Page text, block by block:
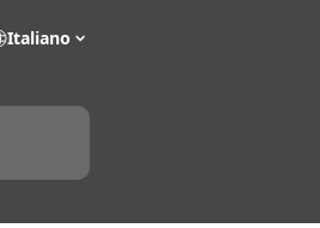
Italiano